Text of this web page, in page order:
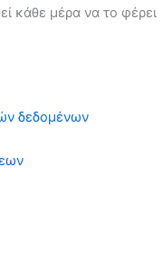
κάθε μέρα να το φέρει
δεδομένων